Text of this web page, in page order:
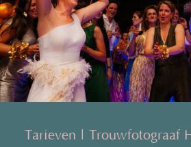
Tarieven | Trouwfotograaf